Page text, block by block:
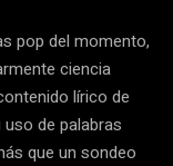
pop del momento,
ciencia
lírico de
de palabras
que un sondeo